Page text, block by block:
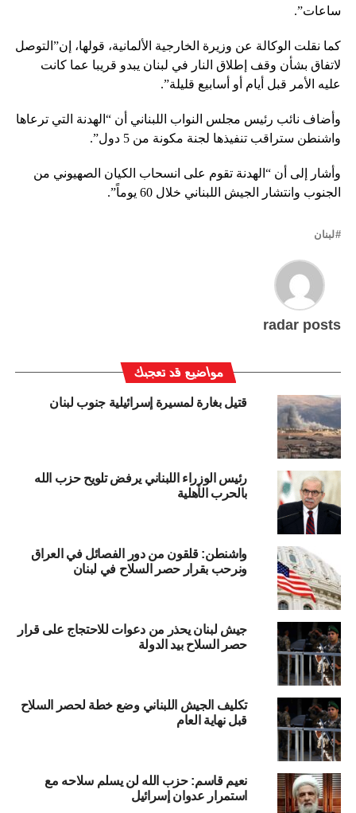
ساعات”.
كما نقلت الوكالة عن وزيرة الخارجية الألمانية، قولها، إن”التوصل
لاتفاق بشأن وقف إطلاق النار في لبنان يبدو قريبا عما كانت
عليه الأمر قبل أيام أو أسابيع قليلة”.
وأضاف نائب رئيس مجلس النواب اللبناني أن “الهدنة التي ترعاها
واشنطن ستراقب تنفيذها لجنة مكونة من 5 دول”.
وأشار إلى أن “الهدنة تقوم على انسحاب الكيان الصهيوني من
الجنوب وانتشار الجيش اللبناني خلال 60 يوماً”.
لبنان
radar posts
مواضيع قد تعجبك
قتيل بغارة لمسيرة إسرائيلية جنوب لبنان
رئيس الوزراء اللبناني يرفض تلويح حزب الله
بالحرب الأهلية
واشنطن: قلقون من دور الفصائل في العراق
ونرحب بقرار حصر السلاح في لبنان
جيش لبنان يحذر من دعوات للاحتجاج على قرار
حصر السلاح بيد الدولة
تكليف الجيش اللبناني وضع خطة لحصر السلاح
قبل نهاية العام
نعيم قاسم: حزب الله لن يسلم سلاحه مع
استمرار عدوان إسرائيل